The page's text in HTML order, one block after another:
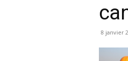
8 janvier